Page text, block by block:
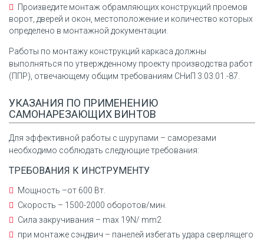
Произведите монтаж обрамляющих конструкций проемов
ворот, дверей и окон, местоположение и количество которых
определено в монтажной документации.
Работы по монтажу конструкций каркаса должны
выполняться по утвержденному проекту производства работ
(ППР), отвечающему общим требованиям СНиП 3.03.01.-87.
УКАЗАНИЯ ПО ПРИМЕНЕНИЮ
САМОНАРЕЗАЮЩИХ ВИНТОВ
Для эффективной работы с шурупами – саморезами
необходимо соблюдать следующие требования:
ТРЕБОВАНИЯ К ИНСТРУМЕНТУ
Мощность –от 600 Вт.
Скорость – 1500-2000 оборотов/мин.
Сила закручивания – max 19N/ mm2
при монтаже сэндвич – панелей избегать удара сверлящего